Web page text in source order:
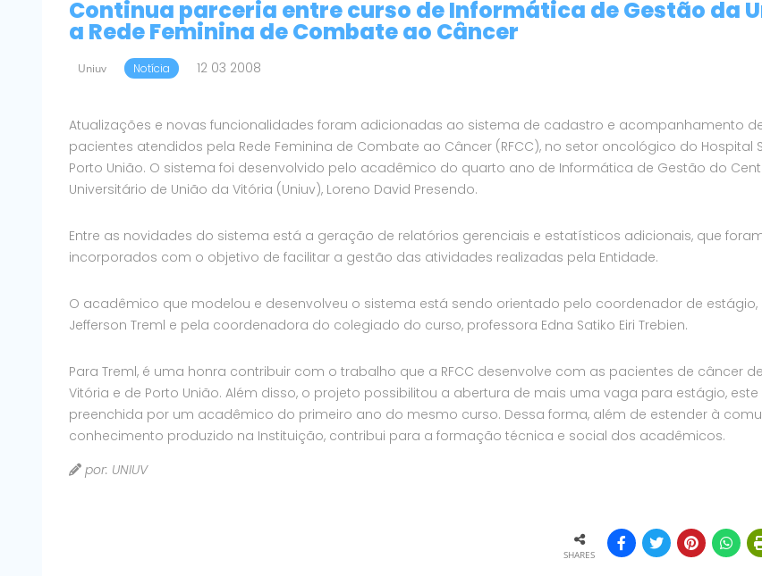
Continua parceria entre curso de Informática de Gestão da
a Rede Feminina de Combate ao Câncer
Uniuv Notícia 12 03 2008
Atualizações e novas funcionalidades foram adicionadas ao sistema de cadastro e acompanhamento
pacientes atendidos pela Rede Feminina de Combate ao Câncer (RFCC), no setor oncológico do Hospital
Porto União. O sistema foi desenvolvido pelo acadêmico do quarto ano de Informática de Gestão do
Universitário de União da Vitória (Uniuv), Loreno David Presendo.
Entre as novidades do sistema está a geração de relatórios gerenciais e estatísticos adicionais, que
incorporados com o objetivo de facilitar a gestão das atividades realizadas pela Entidade.
O acadêmico que modelou e desenvolveu o sistema está sendo orientado pelo coordenador de estágio,
Jefferson Treml e pela coordenadora do colegiado do curso, professora Edna Satiko Eiri Trebien.
Para Treml, é uma honra contribuir com o trabalho que a RFCC desenvolve com as pacientes de câncer
Vitória e de Porto União. Além disso, o projeto possibilitou a abertura de mais uma vaga para estágio, este
preenchida por um acadêmico do primeiro ano do mesmo curso. Dessa forma, além de estender à
conhecimento produzido na Instituição, contribui para a formação técnica e social dos acadêmicos.
por: UNIUV
SHARES